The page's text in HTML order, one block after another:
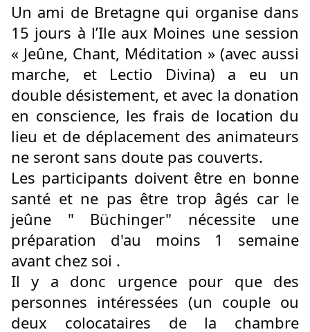
Un ami de Bretagne qui organise dans
15 jours à l’Ile aux Moines une session
« Jeûne, Chant, Méditation » (avec aussi
marche, et Lectio Divina) a eu un
double désistement, et avec la donation
en conscience, les frais de location du
lieu et de déplacement des animateurs
ne seront sans doute pas couverts.
Les participants doivent être en bonne
santé et ne pas être trop âgés car le
jeûne " Büchinger" nécessite une
préparation d'au moins 1 semaine
avant chez soi .
Il y a donc urgence pour que des
personnes intéressées (un couple ou
deux colocataires de la chambre